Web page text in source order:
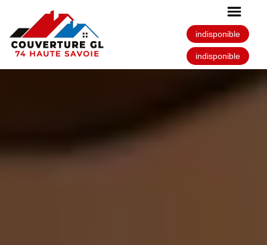
indisponible
indisponible